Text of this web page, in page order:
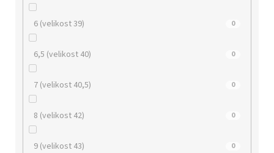
6 (velikost 39) 0
6,5 (velikost 40) 0
7 (velikost 40,5) 0
8 (velikost 42) 0
9 (velikost 43) 0